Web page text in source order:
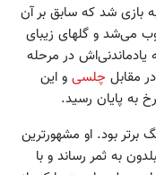
بازی شد که سابق بر آن
می‌شد و گلهای زیبای
در مرحله
در مقابل چلسی و این
به پایان رسید.
لیگ برتر بود. او مشهورترین
به ثمر رساند و با